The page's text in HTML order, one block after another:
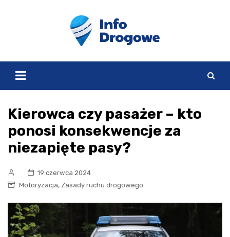
Kierowca czy pasażer – kto
ponosi konsekwencje za
niezapięte pasy?
19 czerwca 2024
Motoryzacja, Zasady ruchu drogowego